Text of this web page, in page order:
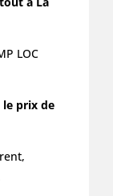
LOC
le prix de